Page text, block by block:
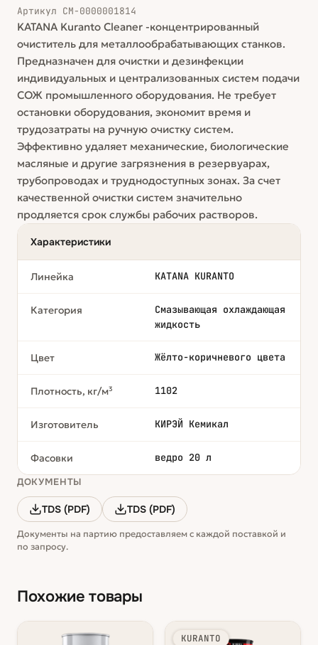
Артикул СМ-0000001814
KATANA Kuranto Cleaner -концентрированный
очиститель для металлообрабатывающих станков.
Предназначен для очистки и дезинфекции
индивидуальных и централизованных систем подачи
СОЖ промышленного оборудования. Не требует
остановки оборудования, экономит время и
трудозатраты на ручную очистку систем.
Эффективно удаляет механические, биологические
масляные и другие загрязнения в резервуарах,
трубопроводах и труднодоступных зонах. За счет
качественной очистки систем значительно
продляется срок службы рабочих растворов.
Характеристики
Линейка KATANA KURANTO
Категория
Смазывающая охлаждающая
жидкость
Цвет Жёлто-коричневого цвета
Плотность, кг/м³ 1102
Изготовитель КИРЭЙ Кемикал
Фасовки ведро 20 л
ДОКУМЕНТЫ
TDS (PDF) TDS (PDF)
Документы на партию предоставляем с каждой поставкой и
по запросу.
Похожие товары
KURANTO